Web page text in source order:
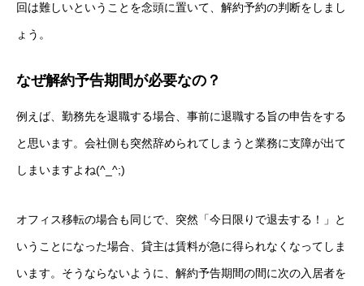
回は難しいということを念頭に置いて、解約予約の判断をしまし
ょう。
なぜ解約予告期間が必要なの？
例えば、勤務先を退職する場合、事前に退職する旨の申告をする
と思います。会社側も突然辞められてしまうと業務に支障が出て
しまいますよね(^_^;)
オフィス移転の場合も同じで、突然「今日限りで退去する！」と
いうことになった場合、貸主は賃料が急に得られなくなってしま
います。そうならないように、解約予告期間の間に次の入居者を